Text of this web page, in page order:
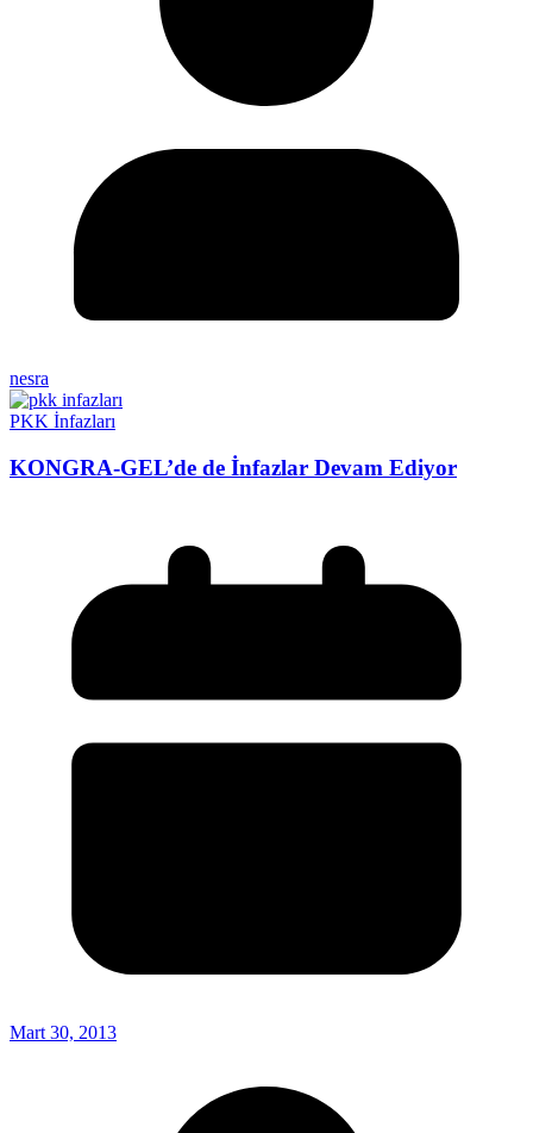
nesra
PKK İnfazları
KONGRA-GEL’de de İnfazlar Devam Ediyor
Mart 30, 2013